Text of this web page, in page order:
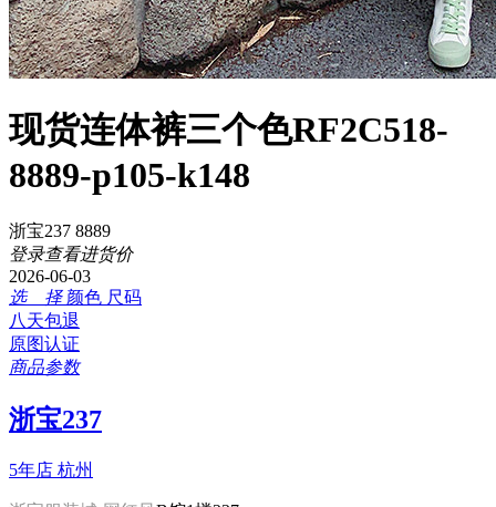
现货连体裤三个色RF2C518-
8889-p105-k148
浙宝237 8889
登录查看进货价
2026-06-03
选 择 颜色 尺码
八天包退
原图认证
商品参数
浙宝237
5年店 杭州